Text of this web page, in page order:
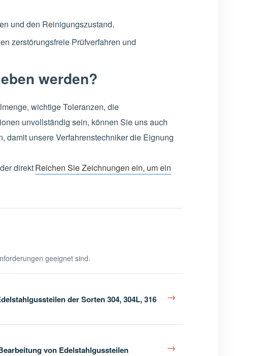
und den Reinigungszustand.
zerstörungsfreie Prüfverfahren und
werden?
wichtige Toleranzen, die
unvollständig sein, können Sie uns auch
damit unsere Verfahrenstechniker die Eignung
direktReichen Sie Zeichnungen ein, um ein
geeignet sind.
der Sorten 304, 304L, 316
→
von Edelstahlgussteilen →